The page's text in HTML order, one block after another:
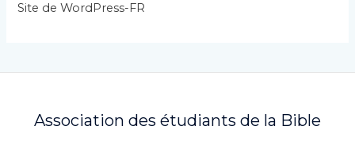
Site de WordPress-FR
Association des étudiants de la Bible